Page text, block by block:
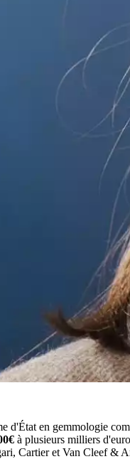
d'État en gemmologie
à plusieurs milliers
Cartier et Van Cleef &